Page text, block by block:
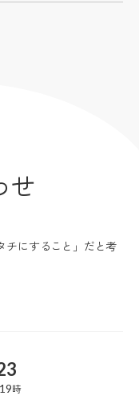
せ
チにすること」だと考
19時